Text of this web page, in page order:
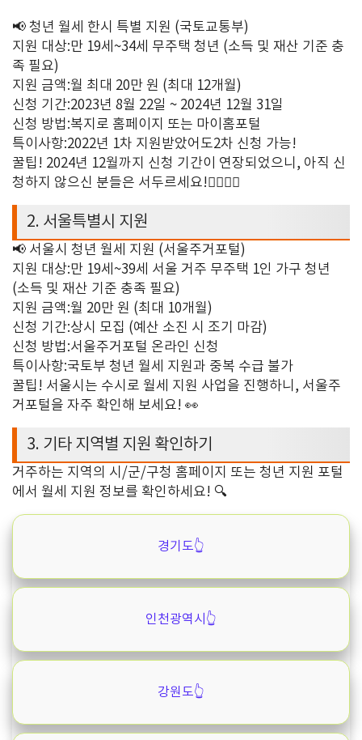
📢 청년 월세 한시 특별 지원 (국토교통부)
지원 대상:만 19세 ~34세 무주택 청년 (소득 및 재산 기준 충
족 필요)
지원 금액:월 최대 20만 원 (최대 12개월)
신청 기간:2023년 8월 22일 ~ 2024년 12월 31일
신청 방법:복지로 홈페이지 또는 마이홈포털
특이사항:2022년 1차 지원받았어도2차 신청 가능!
꿀팁 ! 2024년 12월까지 신청 기간이 연장되었으니 , 아직 신
청하지 않으신 분들은 서두르세요!🏃🏃
2. 서울특별시 지원
📢 서울시 청년 월세 지원 (서울주거포털)
지원 대상:만 19세 ~39세 서울 거주 무주택 1인 가구 청년
(소득 및 재산 기준 충족 필요)
지원 금액:월 20만 원 (최대 10개월)
신청 기간:상시 모집 (예산 소진 시 조기 마감)
신청 방법:서울주거포털 온라인 신청
특이사항:국토부 청년 월세 지원과 중복 수급 불가
꿀팁! 서울시는 수시로 월세 지원 사업을 진행하니 , 서울주
거포털을 자주 확인해 보세요! 👀
3. 기타 지역별 지원 확인하기
거주하는 지역의 시 /군/구청 홈페이지 또는 청년 지원 포털
에서 월세 지원 정보를 확인하세요! 🔍
경기도👆️
인천광역시👆️
강원도👆️